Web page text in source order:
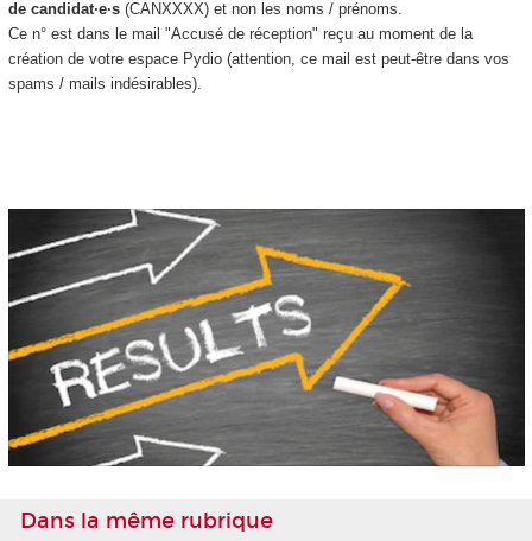
de candidat·e·s(CANXXXX) et non les noms / prénoms.
Ce n° est dans le mail "Accusé de réception" reçu au moment de la
création de votre espace Pydio (attention, ce mail est peut-être dans vos
spams / mails indésirables).
Dans la même rubrique